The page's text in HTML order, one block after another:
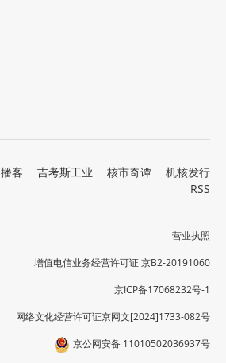
播客 吉考斯工业 核市奇谭
机核发行
RSS
营业执照
增值电信业务经营许可证 京B2-20191060
京ICP备17068232号-1
网络文化经营许可证京网文[2024]1733-082号
京公网安备 11010502036937号